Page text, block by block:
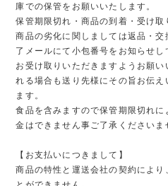
庫での保管をお願いいたします。
保管期限切れ・商品の到着・受け
商品の劣化に関しましては返品・
了メールにて小包番号をお知らせ
お受け取りいただきますようお願
れる場合も送り先様にその旨お伝
ます。
食品を含みますので保管期限切れ
金はできません事ご了承くださいま
【お支払いにつきまして】
商品の特性と運送会社の契約により